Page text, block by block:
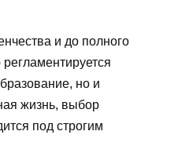
и до полного
но и
жизнь, выбор
под строгим